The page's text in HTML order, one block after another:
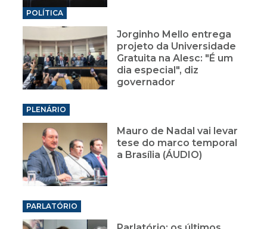
POLÍTICA
Jorginho Mello entrega
projeto da Universidade
Gratuita na Alesc: "É um
dia especial", diz
governador
PLENÁRIO
Mauro de Nadal vai levar
tese do marco temporal
a Brasília (ÁUDIO)
PARLATÓRIO